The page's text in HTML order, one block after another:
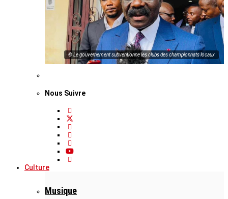
© Le gouvernement subventionne les clubs des championnats locaux
Nous Suivre
Culture
Musique